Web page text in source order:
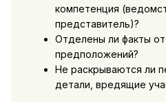
компетенция
представитель)?
Отделены ли факты
предположений?
Не раскрываются ли
детали, вредящие